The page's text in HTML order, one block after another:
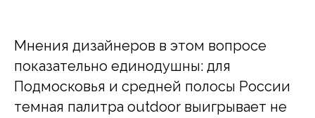
Мнения дизайнеров в этом вопросе
показательно единодушны: для
Подмосковья и средней полосы России
темная палитра outdoor выигрывает не